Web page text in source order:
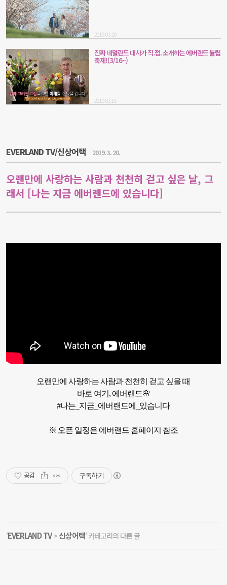
2019.03.20
진짜 네덜란드 대사가 직.접. 소개하는 에버랜드 튤립
축제!(3/16~)
2019.03.15
EVERLAND TV/신상어택 2019. 3. 20.
오랜만에 사랑하는 사람과 천천히 걷고 싶은 날, 그
래서 [나는 지금 에버랜드에 있습니다]
오랜만에 사랑하는 사람과 천천히 걷고 싶을 때
바로 여기, 에버랜드🌸
#나는_지금_에버랜드에_있습니다
※ 오픈 일정은 에버랜드 홈페이지 참조
공감 구독하기
'EVERLAND TV> 신상어택' 카테고리의 다른 글